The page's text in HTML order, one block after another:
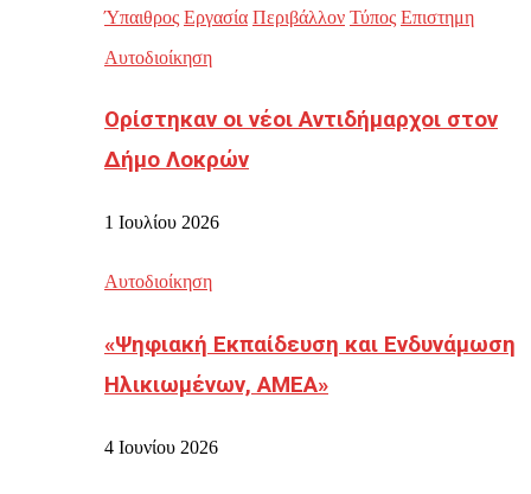
Ύπαιθρος Εργασία Περιβάλλον Τύπος Επιστημη
Αυτοδιοίκηση
Ορίστηκαν οι νέοι Αντιδήμαρχοι στον
Δήμο Λοκρών
1 Ιουλίου 2026
Αυτοδιοίκηση
«Ψηφιακή Εκπαίδευση και Ενδυνάμωση
Ηλικιωμένων, ΑΜΕΑ»
4 Ιουνίου 2026